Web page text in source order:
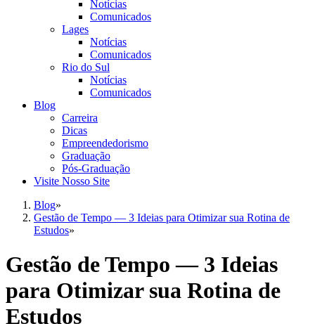
Notícias
Comunicados
Lages
Notícias
Comunicados
Rio do Sul
Notícias
Comunicados
Blog
Carreira
Dicas
Empreendedorismo
Graduação
Pós-Graduação
Visite Nosso Site
Blog»
Gestão de Tempo — 3 Ideias para Otimizar sua Rotina de
Estudos»
Gestão de Tempo — 3 Ideias
para Otimizar sua Rotina de
Estudos